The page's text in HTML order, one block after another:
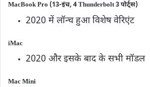
MacBook Pro (13-इंच, 4 Thunderbolt 3 पोर्ट्स)
2020 में लॉन्च हुआ विशेष वेरिएंट
iMac
2020 और इसके बाद के सभी मॉडल
Mac Mini